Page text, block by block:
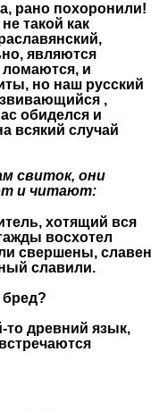
рано похоронили!
такой как
являются
и
но наш русский
,
обиделся и
всякий случай
свиток, они
и читают:
хотящий вся
восхотел
свершены, славен
славили.
то древний язык,